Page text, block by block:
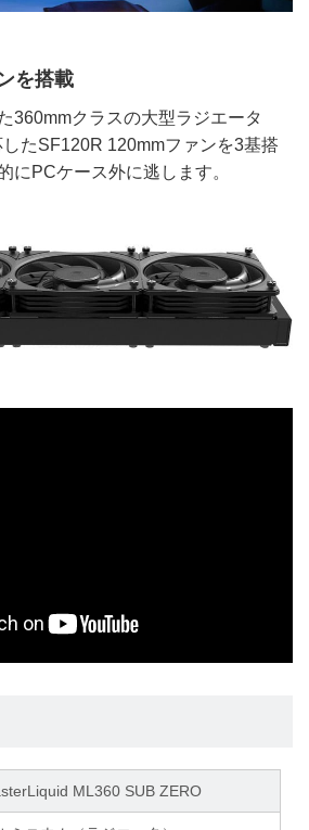
を搭載
360mmクラスの大型ラジエータ
たSF120R 120mmファンを3基搭
にPCケース外に逃します。
ML360 SUB ZERO